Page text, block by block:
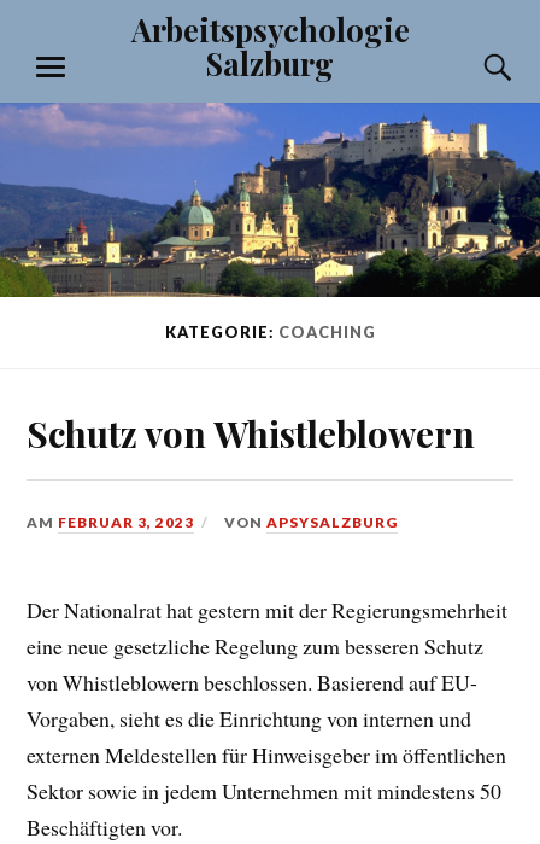
springen
Arbeitspsychologie
Salzburg
MENÜ
KATEGORIE: COACHING
Schutz von Whistleblowern
AM FEBRUAR 3, 2023 VONAPSYSALZBURG
Der Nationalrat hat gestern mit der Regierungsmehrheit
eine neue gesetzliche Regelung zum besseren Schutz
von Whistleblowern beschlossen. Basierend auf EU-
Vorgaben, sieht es die Einrichtung von internen und
externen Meldestellen für Hinweisgeber im öffentlichen
Sektor sowie in jedem Unternehmen mit mindestens 50
Beschäftigten vor.